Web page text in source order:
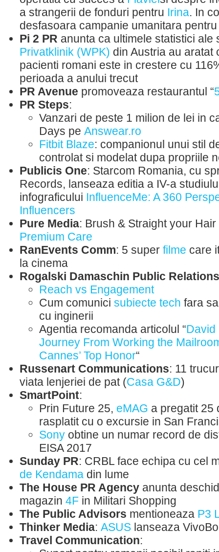
a strangerii de fonduri pentru Irina. In
desfasoara campanie umanitara
Pi 2 PR anunta ca ultimele statistici ale
Privatklinik (WPK) din Austria au aratat
pacienti romani este in crestere cu
perioada a anului trecut
PR Avenue promoveaza restaurantul “
PR Steps:
Vanzari de peste 1 milion de lei in
Days pe Answear.ro
Fitbit Blaze: companionul unui stil
controlat si modelat dupa propriile
Publicis One: Starcom Romania, cu
Records, lanseaza editia a IV-a
infograficului InfluenceMe: A 360
Influencers
Pure Media: Brush & Straight your
Premium Care
RanEvents Comm: 5 super filme care
la cinema
Rogalski Damaschin Public Relations
Reach vs Engagement
Cum comunici subiecte tech fara
cu inginerii
Agentia recomanda articolul “David
Journey From Working the
Cannes’ Top Honor“
Russenart Communications: 11
viata lenjeriei de pat (Casa G&D)
SmartPoint:
Prin Future 25, eMAG a pregatit 25
rasplatit cu o excursie in San
Sony obtine un numar record de
EISA 2017
Sunday PR: CRBL face echipa cu cel
de Kendama din lume
The House PR Agency anunta
magazin 4F in Militari Shopping
The Public Advisors mentioneaza P3
Thinker Media: ASUS lanseaza
Travel Communication: